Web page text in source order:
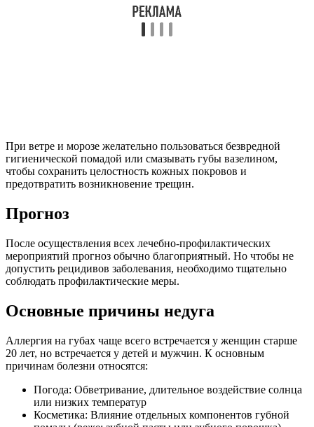
При ветре и морозе желательно пользоваться безвредной
гигиенической помадой или смазывать губы вазелином,
чтобы сохранить целостность кожных покровов и
предотвратить возникновение трещин.
Прогноз
После осуществления всех лечебно-профилактических
мероприятий прогноз обычно благоприятный. Но чтобы не
допустить рецидивов заболевания, необходимо тщательно
соблюдать профилактические меры.
Основные причины недуга
Аллергия на губах чаще всего встречается у женщин старше
20 лет, но встречается у детей и мужчин. К основным
причинам болезни относятся:
Погода: Обветривание, длительное воздействие солнца
или низких температур
Косметика: Влияние отдельных компонентов губной